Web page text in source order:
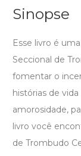
Sinopse
Esse livro é
Seccional de
fomentar o
histórias de
amorosidade,
livro você
de Trombudo